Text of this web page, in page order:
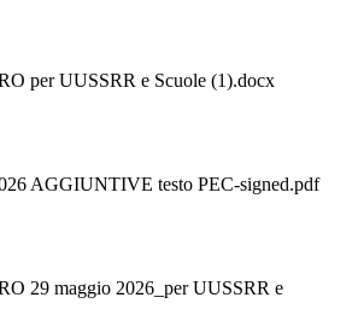
per UUSSRR e Scuole (1).docx
AGGIUNTIVE testo PEC-signed.pdf
29 maggio 2026_per UUSSRR e